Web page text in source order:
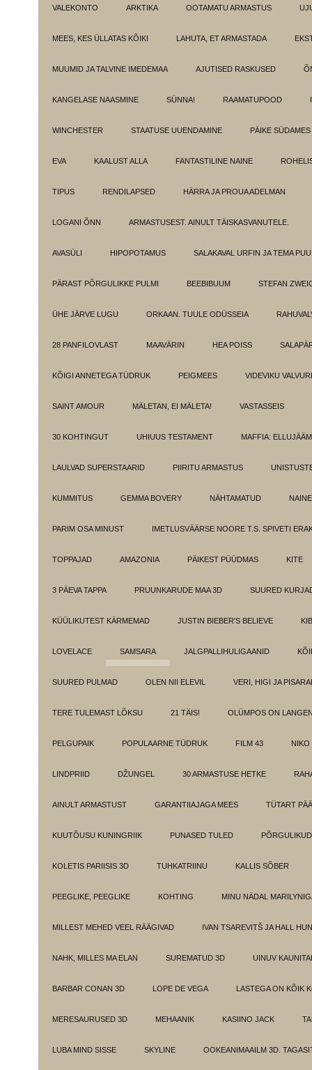
VALEKONTO ARKTIKA OOTAMATU ARMASTUS
MEES, KES ÜLLATAS KÕIKI LAHUTA, ET ARMASTADA
MUUMID JA TALVINE IMEDEMAA AJUTISED RASKUSED
KANGELASE NAASMINE SÜNNA! RAAMATUPOOD
WINCHESTER STAATUSE UUENDAMINE PÄIKE SÜDAMES
EVA KAALUST ALLA FANTASTILINE NAINE
TIPUS RENDILAPSED HÄRRA JA PROUA ADELMAN
LOGANI ÕNN ARMASTUSEST. AINULT TÄISKASVANUTELE.
AVASÜLI HIPOPOTAMUS SALAKAVAL URFIN JA TEMA
PÄRAST PÕRGULIKKE PULMI BEEBIBUUM STEFAN
ÜHE JÄRVE LUGU ORKAAN. TUULE ODÜSSEIA
28 PANFILOVLAST MAAVÄRIN HEA POISS
KÕIGI ANNETEGA TÜDRUK PEIGMEES VIDEVIKU
SAINT AMOUR MÄLETAN, EI MÄLETA! VASTASSEIS
30 KOHTINGUT UHIUUS TESTAMENT MAFFIA:
LAULVAD SUPERSTAARID PIIRITU ARMASTUS
KUMMITUS GEMMA BOVERY NÄHTAMATUD
PARIM OSA MINUST IMETLUSVÄÄRSE NOORE T.S. SPIVETI
TOPPAJAD AMAZONIA PÄIKEST PÜÜDMAS KITE
3 PÄEVA TAPPA PRUUNKARUDE MAA 3D SUURED
KÜÜLIKUTEST KÄRMEMAD JUSTIN BIEBER'S BELIEVE
LOVELACE SAMSARA JALGPALLIHULIGAANID
SUURED PULMAD OLEN NII ELEVIL VERI, HIGI JA
TERE TULEMAST LÕKSU 21 TÄIS! OLÜMPOS ON
PELGUPAIK POPULAARNE TÜDRUK FILM 43 NIKO
LINDPRIID DŽUNGEL 30 ARMASTUSE HETKE
AINULT ARMASTUST GARANTIIAJAGA MEES TÜTART
KUUTÕUSU KUNINGRIIK PUNASED TULED
KOLETIS PARIISIS 3D TUHKATRIINU KALLIS SÕBER
PEEGLIKE, PEEGLIKE KOHTING MINU NÄDAL
MILLEST MEHED VEEL RÄÄGIVAD IVAN TSAREVITŠ JA HALL
NAHK, MILLES MA ELAN SUREMATUD 3D UINUV
BARBAR CONAN 3D LOPE DE VEGA LASTEGA ON KÕIK
MERESAURUSED 3D MEHAANIK KASIINO JACK
LUBA MIND SISSE SKYLINE OOKEANIMAAILM 3D.